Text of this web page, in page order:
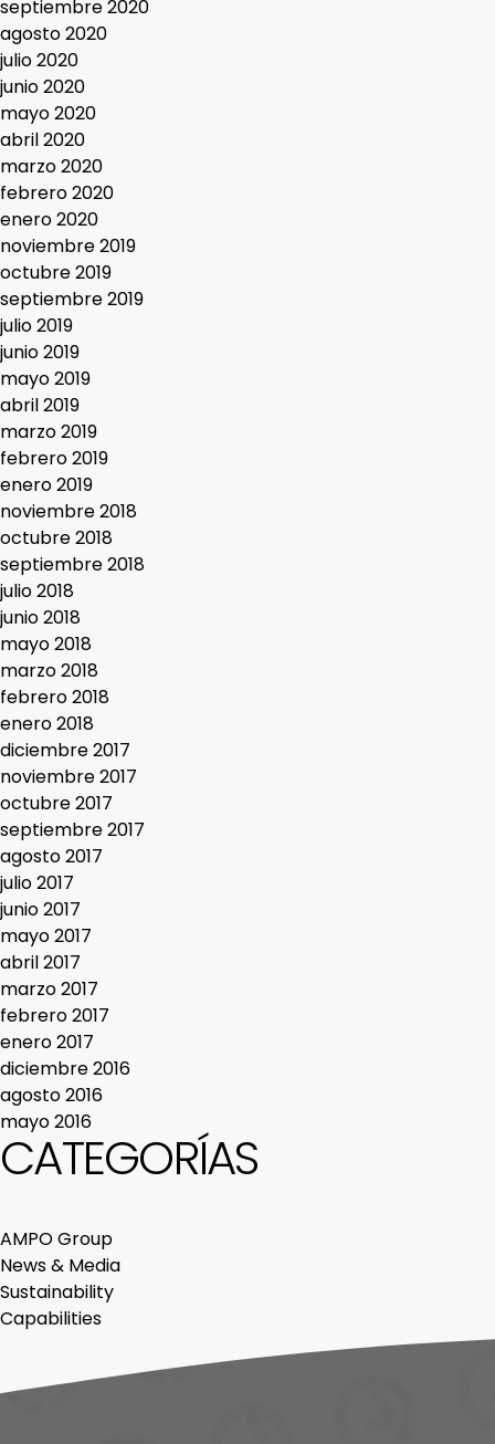
septiembre 2020
agosto 2020
julio 2020
junio 2020
mayo 2020
abril 2020
marzo 2020
febrero 2020
enero 2020
noviembre 2019
octubre 2019
septiembre 2019
julio 2019
junio 2019
mayo 2019
abril 2019
marzo 2019
febrero 2019
enero 2019
noviembre 2018
octubre 2018
septiembre 2018
julio 2018
junio 2018
mayo 2018
marzo 2018
febrero 2018
enero 2018
diciembre 2017
noviembre 2017
octubre 2017
septiembre 2017
agosto 2017
julio 2017
junio 2017
mayo 2017
abril 2017
marzo 2017
febrero 2017
enero 2017
diciembre 2016
agosto 2016
mayo 2016
CATEGORÍAS
AMPO Group
News & Media
Sustainability
Capabilities